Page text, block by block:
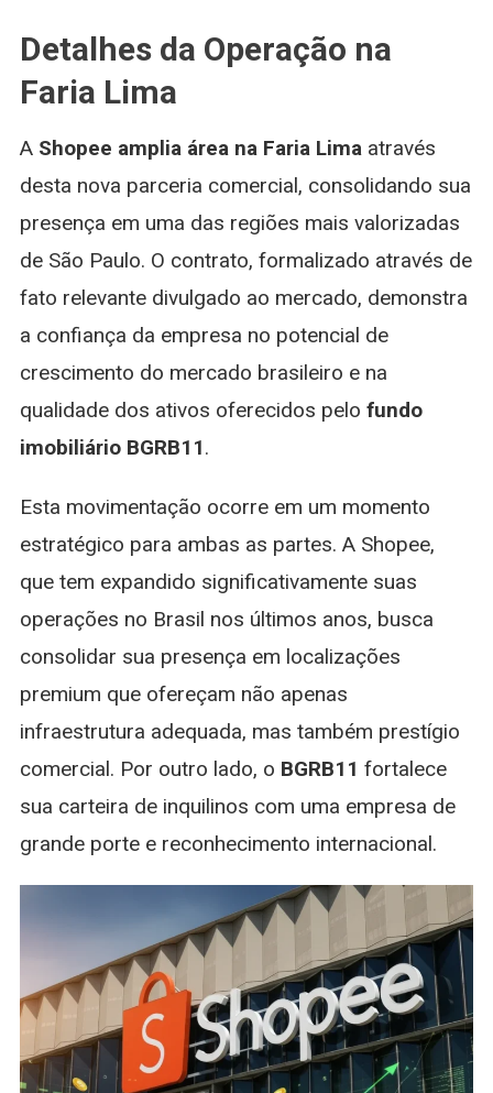
Detalhes da Operação na
Faria Lima
A Shopee amplia área na Faria Limaatravés
desta nova parceria comercial, consolidando sua
presença em uma das regiões mais valorizadas
de São Paulo. O contrato, formalizado através de
fato relevante divulgado ao mercado, demonstra
a confiança da empresa no potencial de
crescimento do mercado brasileiro e na
qualidade dos ativos oferecidos pelo fundo
imobiliário BGRB11.
Esta movimentação ocorre em um momento
estratégico para ambas as partes. A Shopee,
que tem expandido significativamente suas
operações no Brasil nos últimos anos, busca
consolidar sua presença em localizações
premium que ofereçam não apenas
infraestrutura adequada, mas também prestígio
comercial. Por outro lado, o BGRB11 fortalece
sua carteira de inquilinos com uma empresa de
grande porte e reconhecimento internacional.